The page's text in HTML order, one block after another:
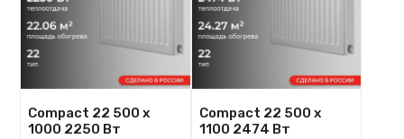
Compact 22 500 х
1000 2250 Вт
Compact 22 500 x
1100 2474 Вт